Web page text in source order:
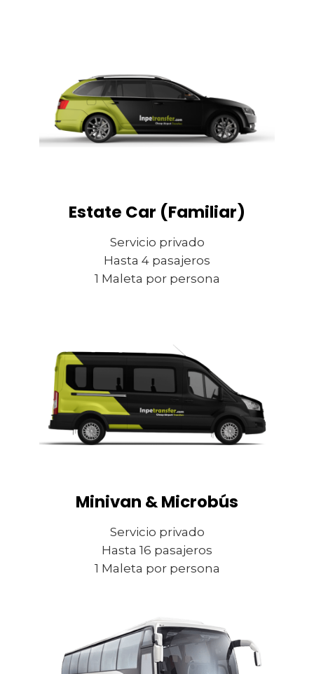
Estate Car (Familiar)
Servicio privado
Hasta 4 pasajeros
1 Maleta por persona
Minivan & Microbús
Servicio privado
Hasta 16 pasajeros
1 Maleta por persona